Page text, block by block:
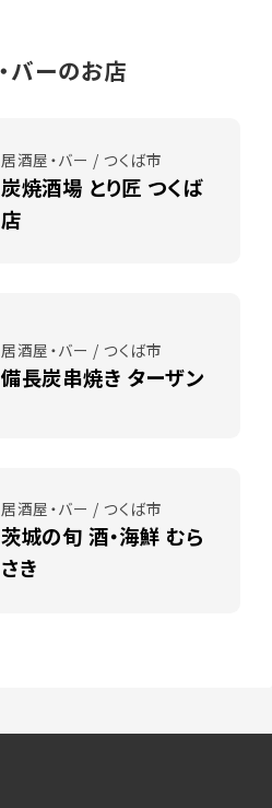
バーのお店
居酒屋・バー / つくば市
炭焼酒場 とり匠 つくば
店
居酒屋・バー / つくば市
備長炭串焼き ターザン
居酒屋・バー / つくば市
茨城の旬 酒・海鮮 むら
さき